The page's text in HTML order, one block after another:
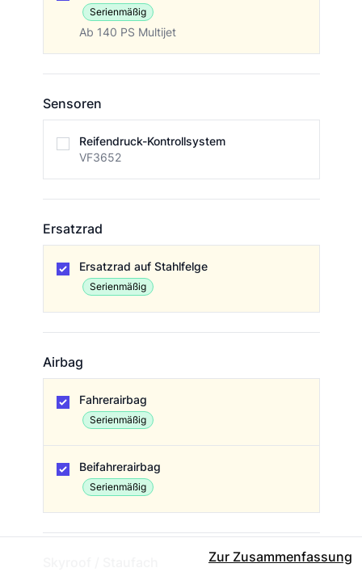
Serienmäßig
Ab 140 PS Multijet
Sensoren
Reifendruck-Kontrollsystem
VF3652
Ersatzrad
Ersatzrad auf Stahlfelge
Serienmäßig
Airbag
Fahrerairbag
Serienmäßig
Beifahrerairbag
Serienmäßig
Zur Zusammenfassung